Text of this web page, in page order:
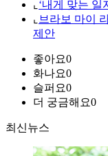
⌞ ‘내게 맞는 일
⌞ 브라보 마이
제안
좋아요0
화나요0
슬퍼요0
더 궁금해요0
최신뉴스